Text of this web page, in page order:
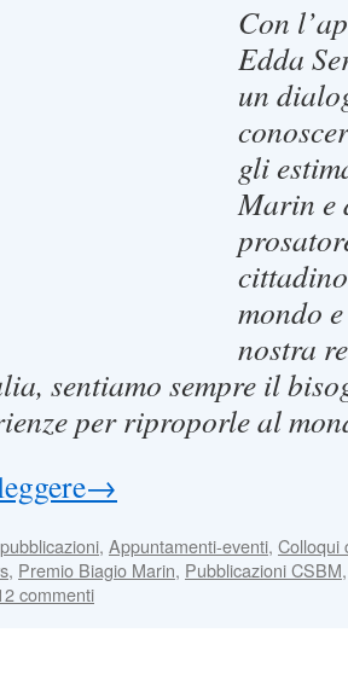
Con
Edda
un
gli
Marin e
mondo
nostra
sentiamo sempre il
per riproporle al
→
, Appuntamenti-eventi, Colloqui
, Premio Biagio Marin, Pubblicazioni CSBM
commenti